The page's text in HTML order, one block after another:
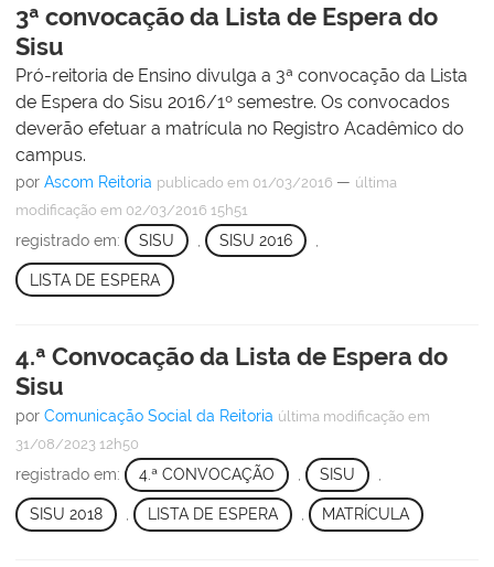
3ª convocação da Lista de Espera do
Sisu
Pró-reitoria de Ensino divulga a 3ª convocação da Lista
de Espera do Sisu 2016/1º semestre. Os convocados
deverão efetuar a matrícula no Registro Acadêmico do
campus.
por Ascom Reitoria publicado em 01/03/2016 — última
modificação em 02/03/2016 15h51
registrado em: SISU SISU 2016
LISTA DE ESPERA
4.ª Convocação da Lista de Espera do
Sisu
por Comunicação Social da Reitoria última modificação em
31/08/2023 12h50
registrado em: 4.ª CONVOCAÇÃO , SISU ,
SISU 2018 LISTA DE ESPERA MATRÍCULA